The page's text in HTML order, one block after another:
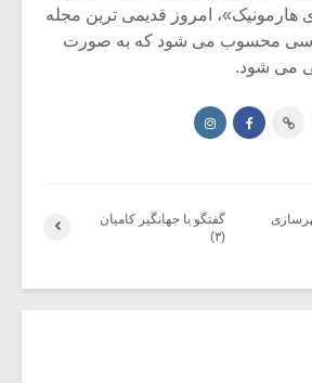
امروز قدیمی ترین مجله
محسوب می شود که به صورت
می شود.
گفتگو با جهانگیر کامیان
(۳)